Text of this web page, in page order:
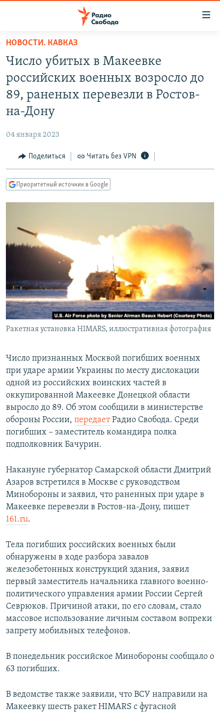
упрощенного
доступа
основному
содержанию
навигации
Вернутся
ПРОГРАММЫ
ПОДКАСТЫ
АВТОРСКИЕ ПРОЕКТЫ
ЦИТАТЫ СВОБОДЫ
КУЛЬТУРА
IDEL.РЕАЛИИ
КАВКАЗ.РЕАЛИИ
РАСПИСАНИЕ ВЕЩАНИЯ
ПОДПИШИТЕСЬ НА РАССЫЛКУ
НОВОСТИ. КАВКАЗ
Число убитых в Макеевке
российских военных возросло до
89, раненых перевезли в Ростов-
на-Дону
04 января 2023
Поделиться Читать без VPN
Приоритетный источник в Google
Ракетная установка HIMARS, иллюстративная фотография
Число признанных Москвой погибших военных
при ударе армии Украины по месту дислокации
одной из российских воинских частей в
оккупированной Макеевке Донецкой области
выросло до 89. Об этом сообщили в министерстве
обороны России, передаетРадио Свобода. Среди
погибших – заместитель командира полка
подполковник Бачурин.
Накануне губернатор Самарской области Дмитрий
Азаров встретился в Москве с руководством
Минобороны и заявил, что раненных при ударе в
Макеевке перевезли в Ростов-на-Дону, пишет
161.ru.
Тела погибших российских военных были
обнаружены в ходе разбора завалов
железобетонных конструкций здания, заявил
первый заместитель начальника главного военно-
политического управления армии России Сергей
Севрюков. Причиной атаки, по его словам, стало
массовое использование личным составом вопреки
запрету мобильных телефонов.
В понедельник российское Минобороны сообщало о
63 погибших.
В ведомстве также заявили, что ВСУ направили на
Макеевку шесть ракет HIMARS с фугасной